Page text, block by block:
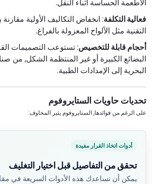
الأطعمة الحساسة أثناء النقل.
فعالية التكلفة: انخفاض التكاليف الأولية مقارنة
التقنية مثل الألواح المعزولة بالفراغ.
أحجام قابلة للتخصيص: تستوعب التصميمات
البضائع الكبيرة أو غير المنتظمة الشكل, من
البحرية إلى الإمدادات الطبية.
تحديات حاويات الستايروفوم
على الرغم من فوائدها, الستايروفوم يثير المخاوف:
أدوات اتخاذ القرار مفيدة
تحقق من التفاصيل قبل اختيار التغليف
يمكن أن تساعدك هذه الأدوات السريعة في